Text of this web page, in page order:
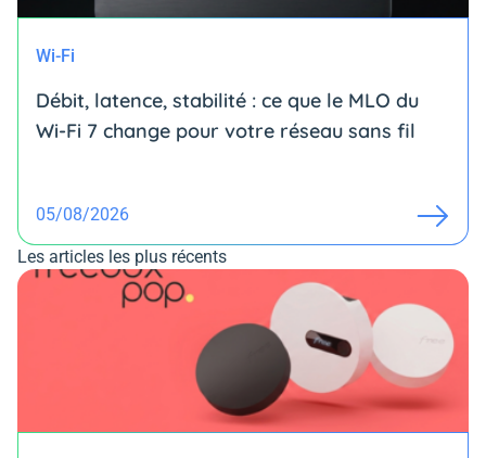
Wi-Fi
Débit, latence, stabilité : ce que le MLO du
Wi-Fi 7 change pour votre réseau sans fil
05/08/2026
Les articles les plus récents